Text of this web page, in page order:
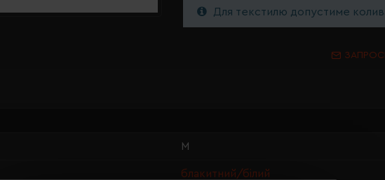
Для текстилю допустиме
M
блакитний/білий